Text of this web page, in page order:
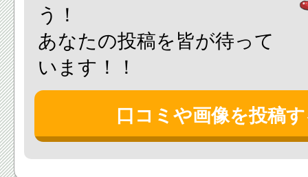
う！
あなたの投稿を皆が待って
います！！
口コミや画像を投稿